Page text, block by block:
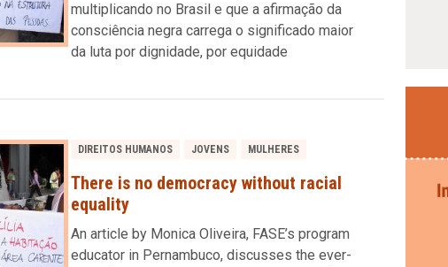
multiplicando no Brasil e que a afirmação da
consciência negra carrega o significado maior
da luta por dignidade, por equidade
DIREITOS HUMANOS JOVENS MULHERES
There is no democracy without racial
equality
An article by Monica Oliveira, FASE’s program
educator in Pernambuco, discusses the ever-